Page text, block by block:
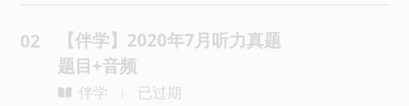
02
【伴学】2020年7月听力真题
题目+音频
伴学 已过期